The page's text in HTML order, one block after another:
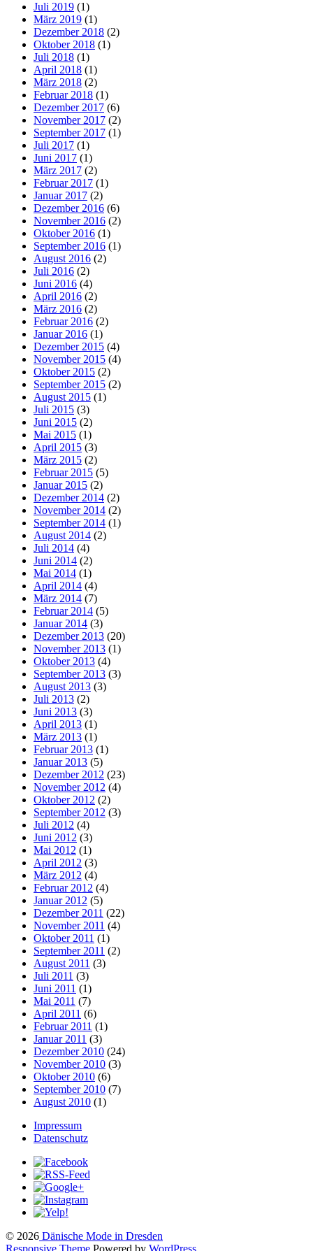
Juli 2019 (1)
März 2019 (1)
Dezember 2018 (2)
Oktober 2018 (1)
Juli 2018 (1)
April 2018 (1)
März 2018 (2)
Februar 2018 (1)
Dezember 2017 (6)
November 2017 (2)
September 2017 (1)
Juli 2017 (1)
Juni 2017 (1)
März 2017 (2)
Februar 2017 (1)
Januar 2017 (2)
Dezember 2016 (6)
November 2016 (2)
Oktober 2016 (1)
September 2016 (1)
August 2016 (2)
Juli 2016 (2)
Juni 2016 (4)
April 2016 (2)
März 2016 (2)
Februar 2016 (2)
Januar 2016 (1)
Dezember 2015 (4)
November 2015 (4)
Oktober 2015 (2)
September 2015 (2)
August 2015 (1)
Juli 2015 (3)
Juni 2015 (2)
Mai 2015 (1)
April 2015 (3)
März 2015 (2)
Februar 2015 (5)
Januar 2015 (2)
Dezember 2014 (2)
November 2014 (2)
September 2014 (1)
August 2014 (2)
Juli 2014 (4)
Juni 2014 (2)
Mai 2014 (1)
April 2014 (4)
März 2014 (7)
Februar 2014 (5)
Januar 2014 (3)
Dezember 2013 (20)
November 2013 (1)
Oktober 2013 (4)
September 2013 (3)
August 2013 (3)
Juli 2013 (2)
Juni 2013 (3)
April 2013 (1)
März 2013 (1)
Februar 2013 (1)
Januar 2013 (5)
Dezember 2012 (23)
November 2012 (4)
Oktober 2012 (2)
September 2012 (3)
Juli 2012 (4)
Juni 2012 (3)
Mai 2012 (1)
April 2012 (3)
März 2012 (4)
Februar 2012 (4)
Januar 2012 (5)
Dezember 2011 (22)
November 2011 (4)
Oktober 2011 (1)
September 2011 (2)
August 2011 (3)
Juli 2011 (3)
Juni 2011 (1)
Mai 2011 (7)
April 2011 (6)
Februar 2011 (1)
Januar 2011 (3)
Dezember 2010 (24)
November 2010 (3)
Oktober 2010 (6)
September 2010 (7)
August 2010 (1)
Impressum
Datenschutz
© 2026 Dänische Mode in Dresden
Responsive Theme Powered by WordPress